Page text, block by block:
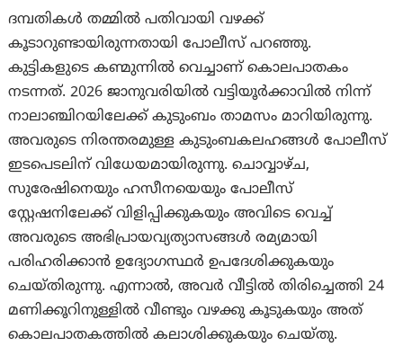
ദമ്പതികൾ തമ്മിൽ പതിവായി വഴക്ക്
കൂടാറുണ്ടായിരുന്നതായി പോലീസ് പറഞ്ഞു.
കുട്ടികളുടെ കണ്മുന്നില്‍ വെച്ചാണ് കൊലപാതകം
നടന്നത്. 2026 ജാനുവരിയില്‍ വട്ടിയൂർക്കാവിൽ നിന്ന്
നാലാഞ്ചിറയിലേക്ക് കുടുംബം താമസം മാറിയിരുന്നു.
അവരുടെ നിരന്തരമുള്ള കുടുംബകലഹങ്ങൾ പോലീസ്
ഇടപെടലിന് വിധേയമായിരുന്നു. ചൊവ്വാഴ്ച,
സുരേഷിനെയും ഹസീനയെയും പോലീസ്
സ്റ്റേഷനിലേക്ക് വിളിപ്പിക്കുകയും അവിടെ വെച്ച്
അവരുടെ അഭിപ്രായവ്യത്യാസങ്ങൾ രമ്യമായി
പരിഹരിക്കാൻ ഉദ്യോഗസ്ഥർ ഉപദേശിക്കുകയും
ചെയ്തിരുന്നു. എന്നാല്‍, അവര്‍ വീട്ടിൽ തിരിച്ചെത്തി 24
മണിക്കൂറിനുള്ളിൽ വീണ്ടും വഴക്കു കൂടുകയും അത്
കൊലപാതകത്തില്‍ കലാശിക്കുകയും ചെയ്തു.